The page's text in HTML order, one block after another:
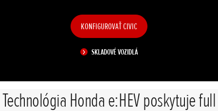
KONFIGUROVAŤ CIVIC
SKLADOVÉ VOZIDLÁ
Technológia Honda e:HEV poskytuje full